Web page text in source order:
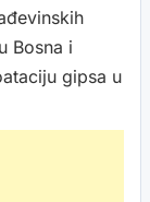
Bosna i
gipsa u